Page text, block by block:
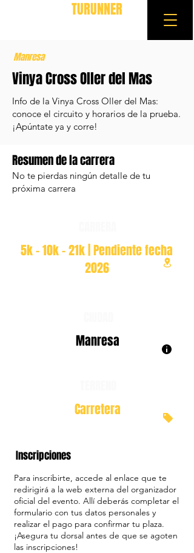
TURUNNER
Manresa
Vinya Cross Oller del Mas
Info de la Vinya Cross Oller del Mas:
conoce el circuito y horarios de la prueba.
¡Apúntate ya y corre!
Resumen de la carrera
No te pierdas ningún detalle de tu
próxima carrera
5k - 10k - 21k | Pendiente fecha
2026
Manresa
Carretera
Inscripciones
Para inscribirte, accede al enlace que te
redirigirá a la web externa del organizador
oficial del evento. Allí deberás completar el
formulario con tus datos personales y
realizar el pago para confirmar tu plaza.
¡Asegura tu dorsal antes de que se agoten
las inscripciones!